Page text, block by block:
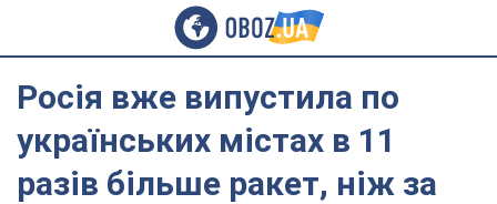
Росія вже випустила по
українських містах в 11
разів більше ракет, ніж за